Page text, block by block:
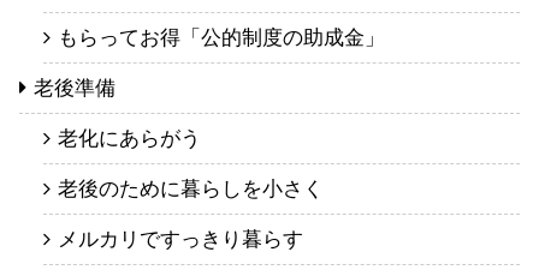
もらってお得「公的制度の助成金」
老後準備
老化にあらがう
老後のために暮らしを小さく
メルカリですっきり暮らす